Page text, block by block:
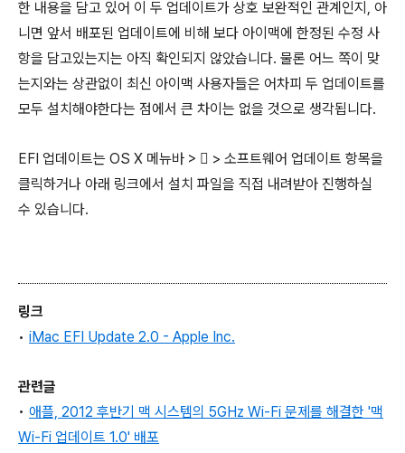
한 내용을 담고 있어 이 두 업데이트가 상호 보완적인 관계인지, 아
니면 앞서 배포된 업데이트에 비해 보다 아이맥에 한정된 수정 사
항을 담고있는지는 아직 확인되지 않았습니다. 물론 어느 쪽이 맞
는지와는 상관없이 최신 아이맥 사용자들은 어차피 두 업데이트를
모두 설치해야한다는 점에서 큰 차이는 없을 것으로 생각됩니다.
EFI 업데이트는 OS X 메뉴바 >  > 소프트웨어 업데이트 항목을
클릭하거나 아래 링크에서 설치 파일을 직접 내려받아 진행하실
수 있습니다.
링크
• iMac EFI Update 2.0 - Apple Inc.
관련글
• 애플, 2012 후반기 맥 시스템의 5GHz Wi-Fi 문제를 해결한 '맥
Wi-Fi 업데이트 1.0' 배포